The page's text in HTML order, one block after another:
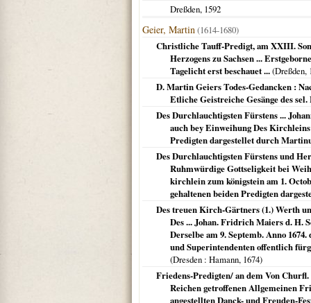
Dreßden, 1592
Geier, Martin(1614-1680)
Christliche Tauff-Predigt, am XXIII.
Herzogens zu Sachsen ...
Tagelicht erst beschauet ...(Dreßden,
D. Martin Geiers Todes-Gedancken :
Etliche Geistreiche Gesänge des
Des Durchlauchtigsten Fürstens ...
auch bey Einweihung Des
Predigten dargestellet durch
Des Durchlauchtigsten Fürstens und
Ruhmwürdige Gottseligkeit bei
kirchlein zum königstein am 1.
gehaltenen beiden Predigten
Des treuen Kirch-Gärtners (1.) Werth
Des ... Johan. Fridrich Maiers d. H.
Derselbe am 9. Septemb. Anno
und Superintendenten offentlich
(Dresden : Hamann, 1674)
Friedens-Predigten/ an dem Von
Reichen getroffenen Allgemeinen
angestellten Danck- und Freuden-